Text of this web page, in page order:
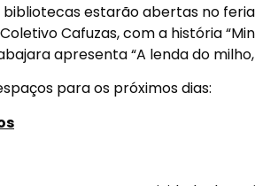
estarão abertas no
Cafuzas, com a história
apresenta “A lenda do
para os próximos dias: